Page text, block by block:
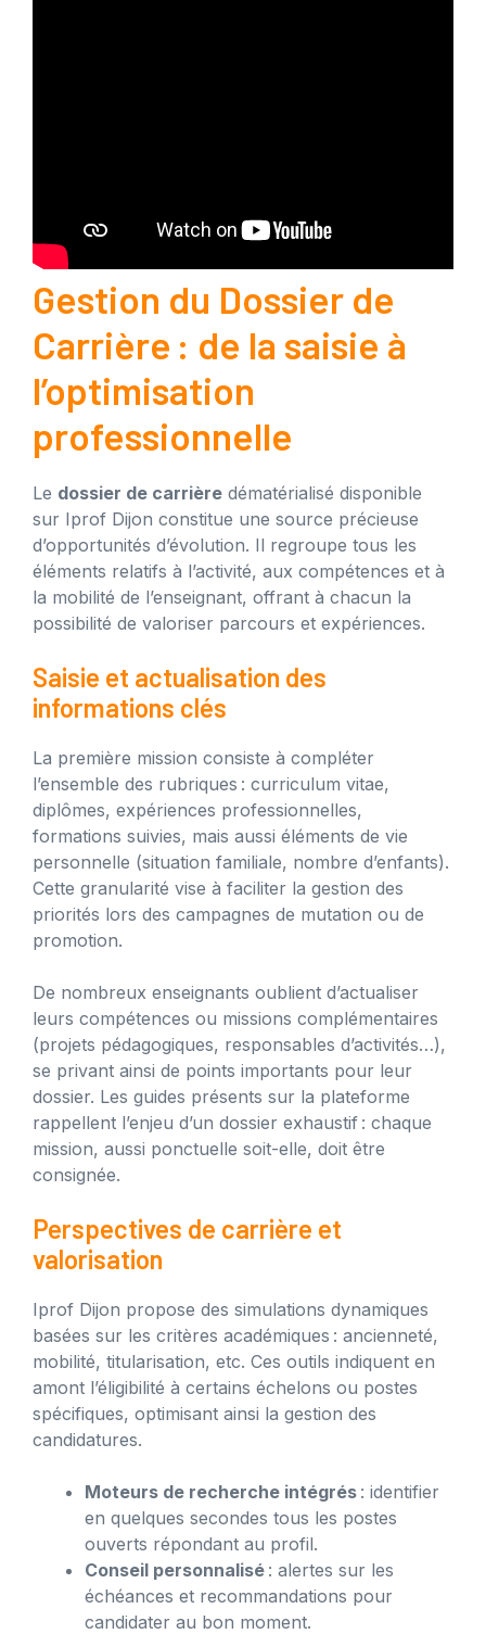
Gestion du Dossier de
Carrière : de la saisie à
l’optimisation
professionnelle
Le dossier de carrière dématérialisé disponible
sur Iprof Dijon constitue une source précieuse
d’opportunités d’évolution. Il regroupe tous les
éléments relatifs à l’activité, aux compétences et à
la mobilité de l’enseignant, offrant à chacun la
possibilité de valoriser parcours et expériences.
Saisie et actualisation des
informations clés
La première mission consiste à compléter
l’ensemble des rubriques : curriculum vitae,
diplômes, expériences professionnelles,
formations suivies, mais aussi éléments de vie
personnelle (situation familiale, nombre d’enfants).
Cette granularité vise à faciliter la gestion des
priorités lors des campagnes de mutation ou de
promotion.
De nombreux enseignants oublient d’actualiser
leurs compétences ou missions complémentaires
(projets pédagogiques, responsables d’activités…),
se privant ainsi de points importants pour leur
dossier. Les guides présents sur la plateforme
rappellent l’enjeu d’un dossier exhaustif : chaque
mission, aussi ponctuelle soit-elle, doit être
consignée.
Perspectives de carrière et
valorisation
Iprof Dijon propose des simulations dynamiques
basées sur les critères académiques : ancienneté,
mobilité, titularisation, etc. Ces outils indiquent en
amont l’éligibilité à certains échelons ou postes
spécifiques, optimisant ainsi la gestion des
candidatures.
Moteurs de recherche intégrés : identifier
en quelques secondes tous les postes
ouverts répondant au profil.
Conseil personnalisé : alertes sur les
échéances et recommandations pour
candidater au bon moment.